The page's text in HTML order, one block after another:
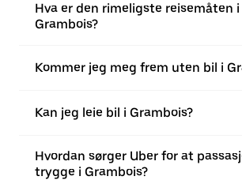
Hva er den rimeligste reisemåten i
Grambois?
Kommer jeg meg frem uten bil i
Kan jeg leie bil i Grambois?
Hvordan sørger Uber for at
trygge i Grambois?